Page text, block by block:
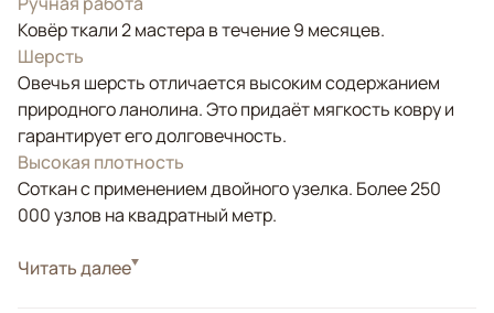
Ковёр ткали 2 мастера в течение 9 месяцев.
Шерсть
Овечья шерсть отличается высоким содержанием
природного ланолина. Это придаёт мягкость ковру и
гарантирует его долговечность.
Высокая плотность
Соткан с применением двойного узелка. Более 250
000 узлов на квадратный метр.
СтильКлассические
Читать далее